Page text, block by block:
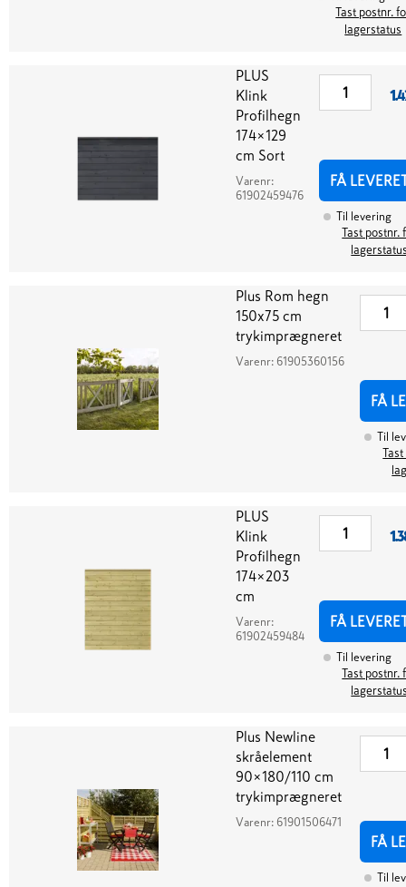
Tast postnr.
lagerstatus
PLUS
Klink
Profilhegn
174×129
cm Sort
Varenr:
61902459476
FÅ
Til levering
Tast postnr.
Plus Rom hegn
150x75 cm
trykimprægneret
Varenr: 61905360156
FÅ
Til
PLUS
Klink
Profilhegn
174×203
cm
Varenr:
61902459484
FÅ
Til levering
Tast postnr.
Plus Newline
skråelement
90×180/110 cm
trykimprægneret
Varenr: 61901506471
FÅ
Til